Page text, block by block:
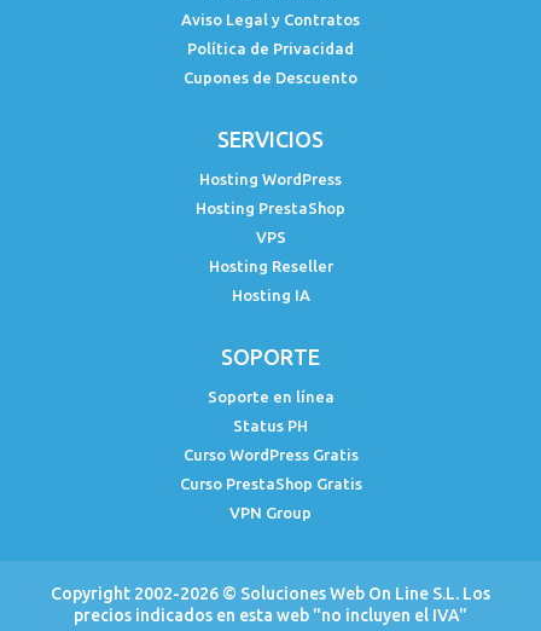
Aviso Legal y Contratos
Política de Privacidad
Cupones de Descuento
SERVICIOS
Hosting WordPress
Hosting PrestaShop
VPS
Hosting Reseller
Hosting IA
SOPORTE
Soporte en línea
Status PH
Curso WordPress Gratis
Curso PrestaShop Gratis
VPN Group
Copyright 2002-2026 © Soluciones Web On Line S.L. Los
precios indicados en esta web "no incluyen el IVA"